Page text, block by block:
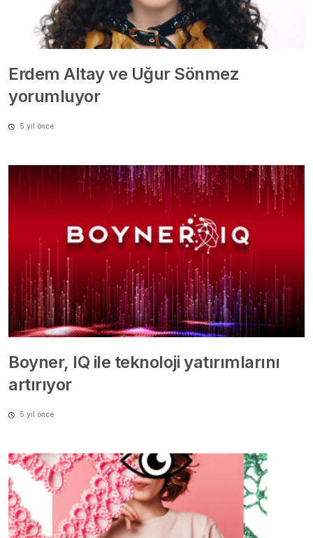
Erdem Altay ve Uğur Sönmez
yorumluyor
5 yıl önce
Boyner, IQ ile teknoloji yatırımlarını
artırıyor
5 yıl önce